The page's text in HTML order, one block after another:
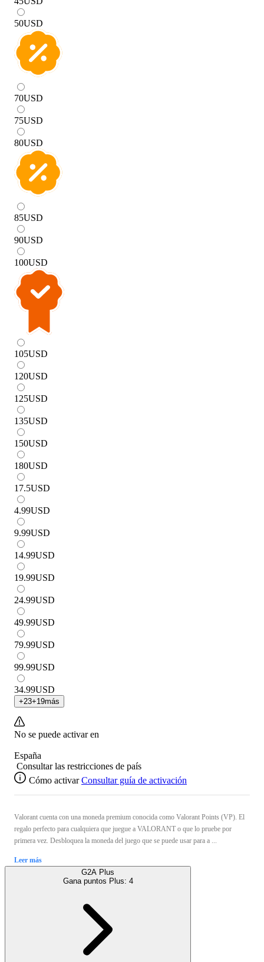
50USD
70USD
75USD
80USD
85USD
90USD
100USD
105USD
120USD
125USD
135USD
150USD
180USD
17.5USD
4.99USD
9.99USD
14.99USD
19.99USD
24.99USD
49.99USD
79.99USD
99.99USD
34.99USD
+23+19más
No se puede activar en
España
Consultar las restricciones de país
Cómo activar Consultar guía de activación
Valorant cuenta con una moneda premium conocida como Valorant Points (VP). El
regalo perfecto para cualquiera que juegue a VALORANT o que lo pruebe por
primera vez. Desbloquea la moneda del juego que se puede usar para a ...
Leer más
G2A Plus
Gana puntos Plus: 4